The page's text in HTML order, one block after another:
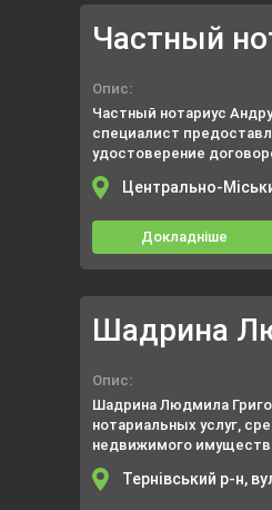
Опис:
Частный нотариус
специалист
удостоверение
транспортных
ипотеки), оформление
документах,
банковских карточках и
Центрально-
Докладніше
Шадрина
Опис:
Шадрина Людмила
нотариальных услуг,
недвижимого
Кривого Рога,
доверенности).
Тернівський р-н,